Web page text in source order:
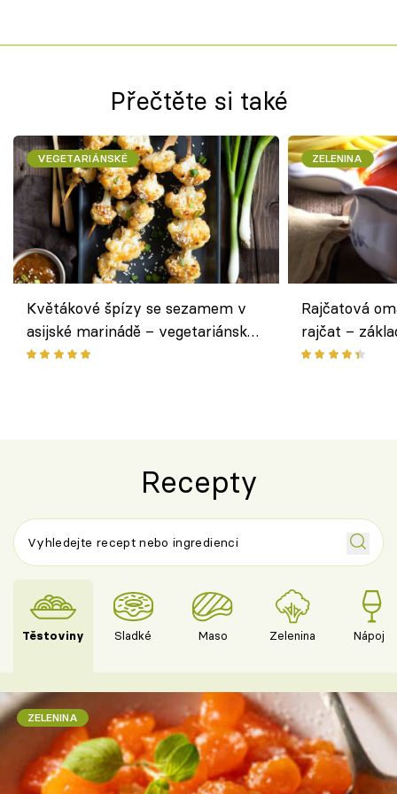
Přečtěte si také
VEGETARIÁNSKÉ
Květákové špízy se sezamem v
asijské marinádě – vegetariánská
chuťovka z grilu
ZELENINA
Rajčatová
rajčat –
Recepty
Těstoviny Sladké Maso Zelenina Nápoje
ZELENINA